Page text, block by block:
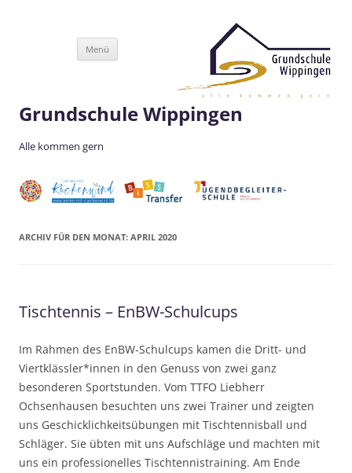
Grundschule Wippingen
Alle kommen gern
Menü
ARCHIV FÜR DEN MONAT: APRIL 2020
Tischtennis – EnBW-Schulcups
Im Rahmen des EnBW-Schulcups kamen die Dritt- und
Viertklässler*innen in den Genuss von zwei ganz
besonderen Sportstunden. Vom TTFO Liebherr
Ochsenhausen besuchten uns zwei Trainer und zeigten
uns Geschicklichkeitsübungen mit Tischtennisball und
Schläger. Sie übten mit uns Aufschläge und machten mit
uns ein professionelles Tischtennistraining. Am Ende